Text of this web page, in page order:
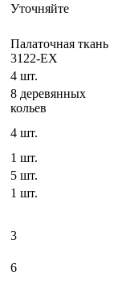
Уточняйте
Палаточная ткань
3122-ЕХ
4 шт.
8 деревянных
кольев
4 шт.
1 шт.
5 шт.
1 шт.
3
6